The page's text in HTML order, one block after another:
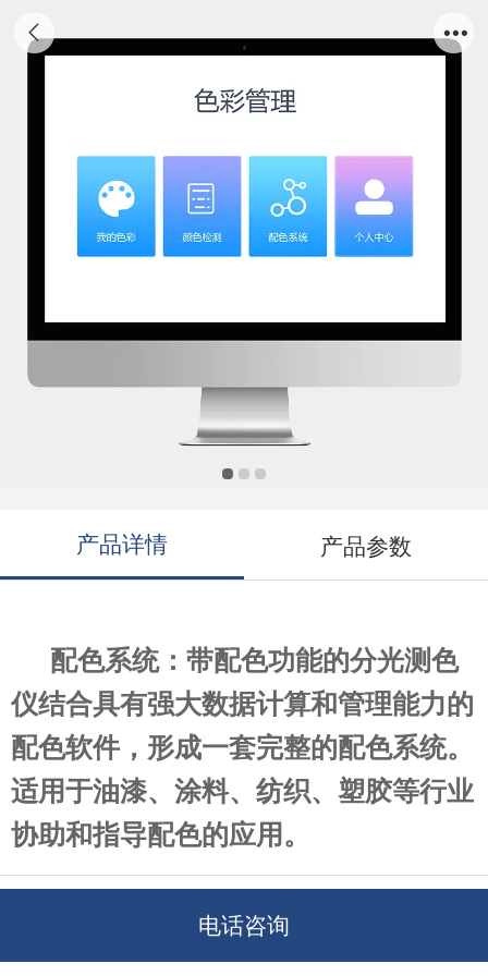
油漆涂料配色系统
产品详情 产品参数
配色系统：带配色功能的分光测色
仪结合具有强大数据计算和管理能力的
配色软件，形成一套完整的配色系统。
适用于油漆、涂料、纺织、塑胶等行业
协助和指导配色的应用。
一、配色系统VS人工配色
电话咨询